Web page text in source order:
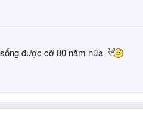
được cỡ 80 năm nữa